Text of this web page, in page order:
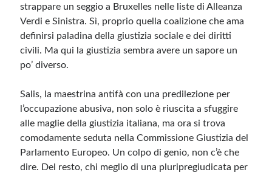
Feed dei commenti
WordPress.org
strappare un seggio a Bruxelles nelle liste di Alleanza
Verdi e Sinistra. Sì, proprio quella coalizione che ama
definirsi paladina della giustizia sociale e dei diritti
civili. Ma qui la giustizia sembra avere un sapore un
po’ diverso.
Salis, la maestrina antifà con una predilezione per
l’occupazione abusiva, non solo è riuscita a sfuggire
alle maglie della giustizia italiana, ma ora si trova
comodamente seduta nella Commissione Giustizia del
Parlamento Europeo. Un colpo di genio, non c’è che
dire. Del resto, chi meglio di una pluripregiudicata per